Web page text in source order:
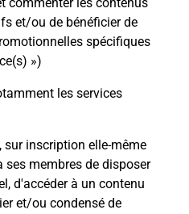
et/ou de bénéficier de
spécifiques
»)
les services
sur inscription elle-même
ses membres de disposer
d'accéder à un contenu
et/ou condensé de